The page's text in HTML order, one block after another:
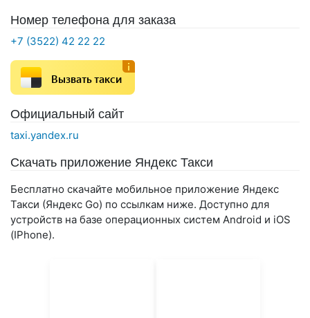
Номер телефона для заказа
+7 (3522) 42 22 22
Вызвать такси
Официальный сайт
taxi.yandex.ru
Скачать приложение Яндекс Такси
Бесплатно скачайте мобильное приложение Яндекс
Такси (Яндекс Go) по ссылкам ниже. Доступно для
устройств на базе операционных систем Android и iOS
(IPhone).